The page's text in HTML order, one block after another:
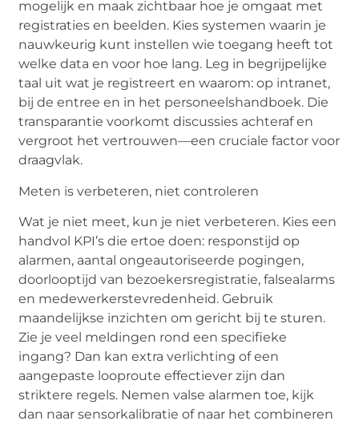
mogelijk en maak zichtbaar hoe je omgaat met
registraties en beelden. Kies systemen waarin je
nauwkeurig kunt instellen wie toegang heeft tot
welke data en voor hoe lang. Leg in begrijpelijke
taal uit wat je registreert en waarom: op intranet,
bij de entree en in het personeelshandboek. Die
transparantie voorkomt discussies achteraf en
vergroot het vertrouwen—een cruciale factor voor
draagvlak.
Meten is verbeteren, niet controleren
Wat je niet meet, kun je niet verbeteren. Kies een
handvol KPI’s die ertoe doen: responstijd op
alarmen, aantal ongeautoriseerde pogingen,
doorlooptijd van bezoekersregistratie,falsealarms
en medewerkerstevredenheid. Gebruik
maandelijkse inzichten om gericht bij te sturen.
Zie je veel meldingen rond een specifieke
ingang? Dan kan extra verlichting of een
aangepaste looproute effectiever zijn dan
striktere regels. Nemen valse alarmen toe, kijk
dan naar sensorkalibratie of naar het combineren